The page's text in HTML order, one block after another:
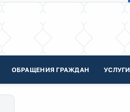
ОБРАЩЕНИЯ ГРАЖДАН УСЛУГИ